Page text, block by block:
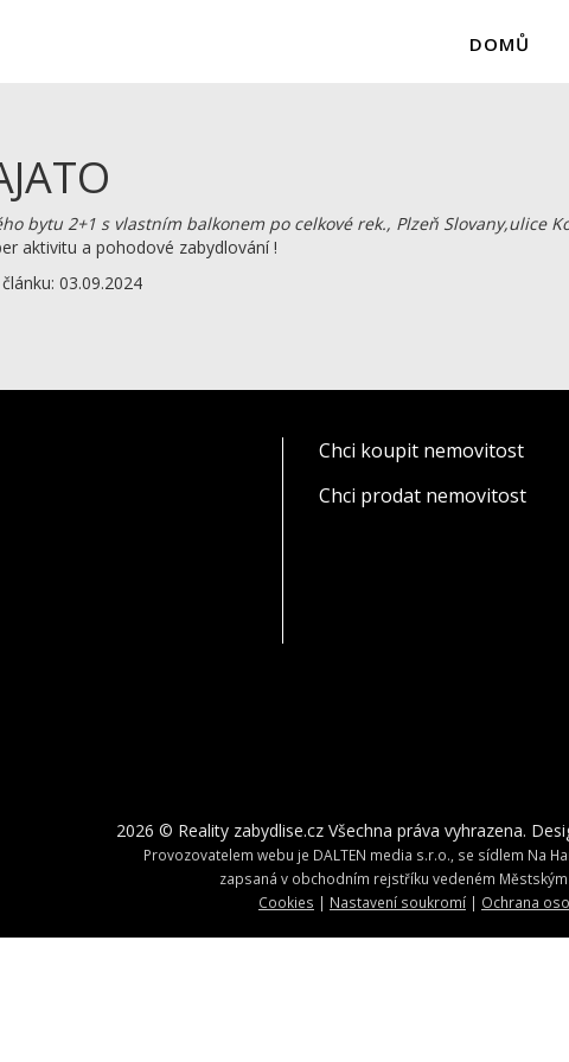
DOMŮ
bytu 2+1 s vlastním balkonem po celkové rek., Plzeň Slovany,ulice
aktivitu a pohodové zabydlování !
03.09.2024
Chci koupit nemovitost
Chci prodat nemovitost
2026 © Reality zabydlise.cz Všechna práva vyhrazena.
Provozovatelem webu je DALTEN media s.r.o., se sídlem Na
zapsaná v obchodním rejstříku vedeném
Cookies | Nastavení soukromí | Ochrana